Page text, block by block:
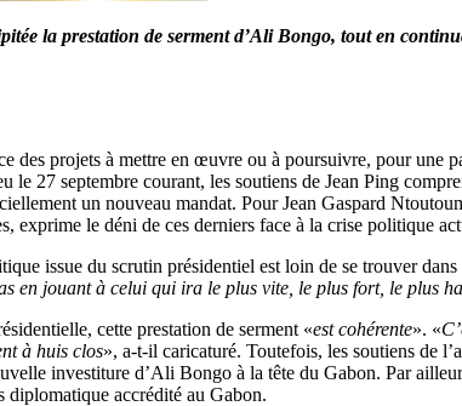
la prestation de serment d’Ali Bongo, tout en
des projets à mettre en œuvre ou à poursuivre, pour une
27 septembre courant, les soutiens de Jean Ping
un nouveau mandat. Pour Jean Gaspard
exprime le déni de ces derniers face à la crise politique
issue du scrutin présidentiel est loin de se trouver
en jouant à celui qui ira le plus vite, le plus fort, le plus
cette prestation de serment «est cohérente». «
à huis clos», a-t-il caricaturé. Toutefois, les soutiens de
investiture d’Ali Bongo à la tête du Gabon. Par
diplomatique accrédité au Gabon.